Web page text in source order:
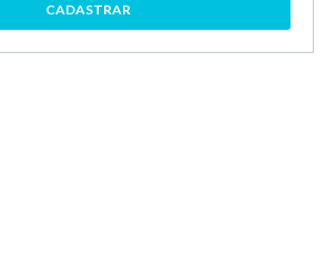
CADASTRAR